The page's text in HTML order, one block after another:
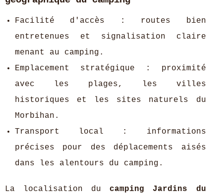
Facilité d'accès : routes bien
entretenues et signalisation claire
menant au camping.
Emplacement stratégique : proximité
avec les plages, les villes
historiques et les sites naturels du
Morbihan.
Transport local : informations
précises pour des déplacements aisés
dans les alentours du camping.
La localisation ducamping Jardins du